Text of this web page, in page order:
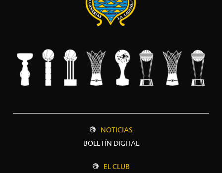
NOTICIAS
BOLETÍN DIGITAL
EL CLUB